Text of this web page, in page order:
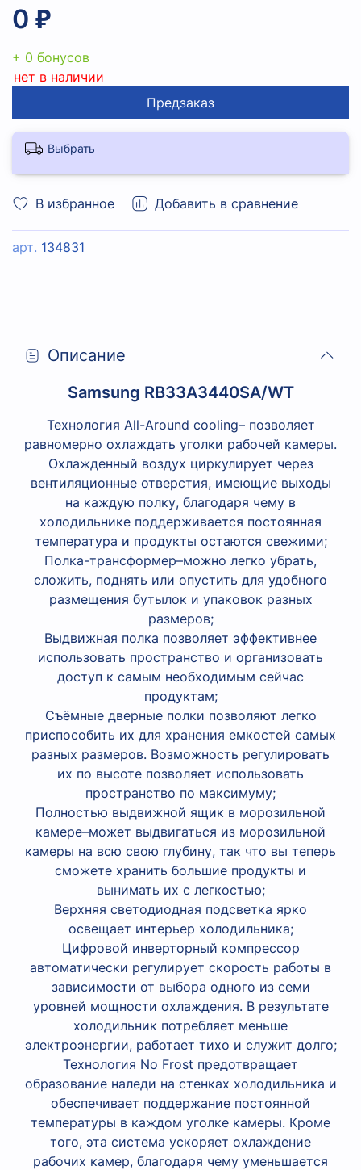
В избранное Добавить в сравнение
арт. 134831
0 ₽
+ 0 бонусов
нет в наличии
Предзаказ
Выбрать
Описание
Samsung RB33A3440SA/WT
Технология All-Around cooling– позволяет
равномерно охлаждать уголки рабочей камеры.
Охлажденный воздух циркулирует через
вентиляционные отверстия, имеющие выходы
на каждую полку, благодаря чему в
холодильнике поддерживается постоянная
температура и продукты остаются свежими;
Полка-трансформер–можно легко убрать,
сложить, поднять или опустить для удобного
размещения бутылок и упаковок разных
размеров;
Выдвижная полка позволяет эффективнее
использовать пространство и организовать
доступ к самым необходимым сейчас
продуктам;
Съёмные дверные полки позволяют легко
приспособить их для хранения емкостей самых
разных размеров. Возможность регулировать
их по высоте позволяет использовать
пространство по максимуму;
Полностью выдвижной ящик в морозильной
камере–может выдвигаться из морозильной
камеры на всю свою глубину, так что вы теперь
сможете хранить большие продукты и
вынимать их с легкостью;
Верхняя светодиодная подсветка ярко
освещает интерьер холодильника;
Цифровой инверторный компрессор
автоматически регулирует скорость работы в
зависимости от выбора одного из семи
уровней мощности охлаждения. В результате
холодильник потребляет меньше
электроэнергии, работает тихо и служит долго;
Технология No Frost предотвращает
образование наледи на стенках холодильника и
обеспечивает поддержание постоянной
температуры в каждом уголке камеры. Кроме
того, эта система ускоряет охлаждение
рабочих камер, благодаря чему уменьшается